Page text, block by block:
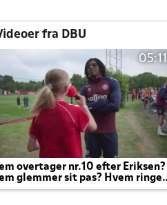
fra DBU
05:11
overtager nr.10 efter Eriksen?
glemmer sit pas? Hvem ringer
altid til efter kampe?